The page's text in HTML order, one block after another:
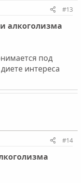
#13
алкоголизма
под
интереса
#14